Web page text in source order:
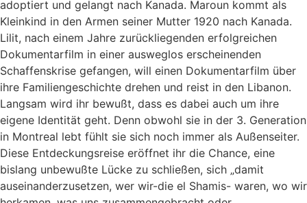
adoptiert und gelangt nach Kanada. Maroun kommt als
Kleinkind in den Armen seiner Mutter 1920 nach Kanada.
Lilit, nach einem Jahre zurückliegenden erfolgreichen
Dokumentarfilm in einer ausweglos erscheinenden
Schaffenskrise gefangen, will einen Dokumentarfilm über
ihre Familiengeschichte drehen und reist in den Libanon.
Langsam wird ihr bewußt, dass es dabei auch um ihre
eigene Identität geht. Denn obwohl sie in der 3. Generation
in Montreal lebt fühlt sie sich noch immer als Außenseiter.
Diese Entdeckungsreise eröffnet ihr die Chance, eine
bislang unbewußte Lücke zu schließen, sich „damit
auseinanderzusetzen, wer wir-die el Shamis- waren, wo wir